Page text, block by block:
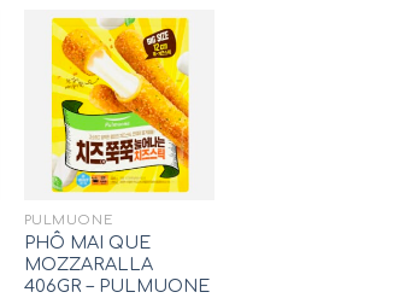
PULMUONE
PHÔ MAI QUE
MOZZARALLA
406GR – PULMUONE